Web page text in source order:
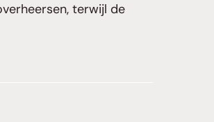
terwijl de